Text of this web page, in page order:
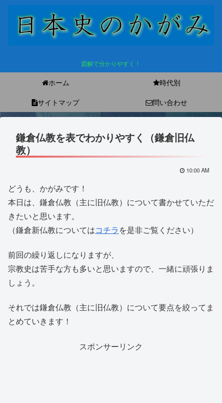
図解で分かりやすく！
ホーム
時代別
サイトマップ
問い合わせ
鎌倉仏教を表でわかりやすく（鎌倉旧仏
教）
10:00 AM
どうも、かがみです！
本日は、鎌倉仏教（主に旧仏教）について書かせていただ
きたいと思います。
（鎌倉新仏教についてはコチラを是非ご覧ください）
前回の繰り返しになりますが、
宗教史は苦手な方も多いと思いますので、一緒に頑張りま
しょう。
それでは鎌倉仏教（主に旧仏教）について要点を絞ってま
とめていきます！
スポンサーリンク